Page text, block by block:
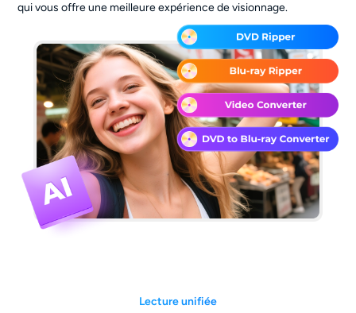
qui vous offre une meilleure expérience de visionnage.
Lecture unifiée